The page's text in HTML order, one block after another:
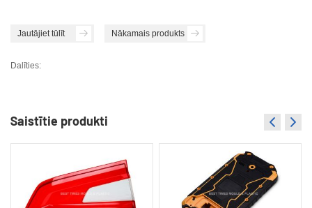
Jautājiet tūlīt Nākamais produkts
Dalīties:
Saistītie produkti